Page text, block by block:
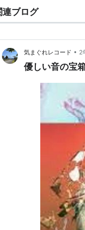
10 minutes with
手のなかの鳥
連ブログ
気まぐれレコード • 2
優しい音の